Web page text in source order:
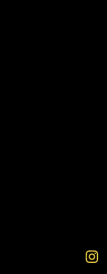
Instagram